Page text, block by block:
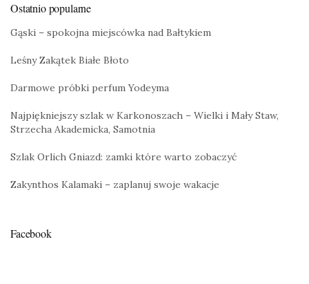
Ostatnio popularne
Gąski – spokojna miejscówka nad Bałtykiem
Leśny Zakątek Białe Błoto
Darmowe próbki perfum Yodeyma
Najpiękniejszy szlak w Karkonoszach – Wielki i Mały Staw,
Strzecha Akademicka, Samotnia
Szlak Orlich Gniazd: zamki które warto zobaczyć
Zakynthos Kalamaki – zaplanuj swoje wakacje
Facebook